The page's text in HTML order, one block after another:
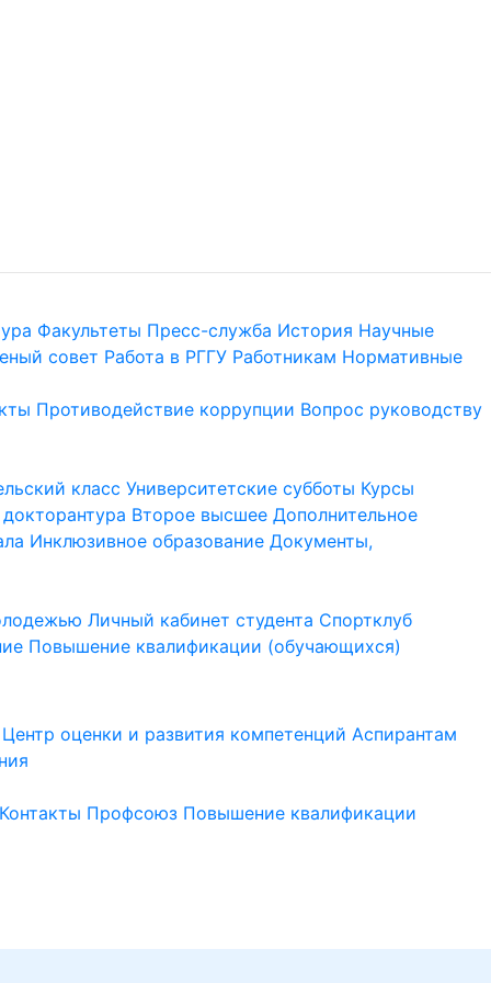
Факультеты Пресс-служба История Научные
совет Работа в РГГУ Работникам Нормативные
Противодействие коррупции Вопрос руководству
класс Университетские субботы Курсы
Второе высшее Дополнительное
Инклюзивное образование Документы,
Личный кабинет студента Спортклуб
Повышение квалификации (обучающихся)
Центр оценки и развития компетенций Аспирантам
Контакты Профсоюз Повышение квалификации